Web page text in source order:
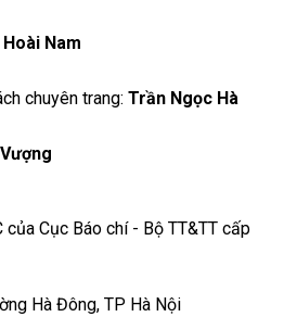
Nam
chuyên trang: Trần Ngọc Hà
Cục Báo chí - Bộ TT&TT cấp
Hà Đông, TP Hà Nội